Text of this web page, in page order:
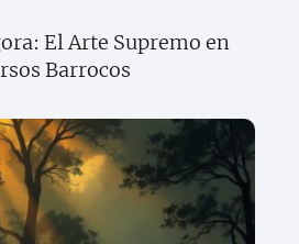
El Arte Supremo en
Barrocos